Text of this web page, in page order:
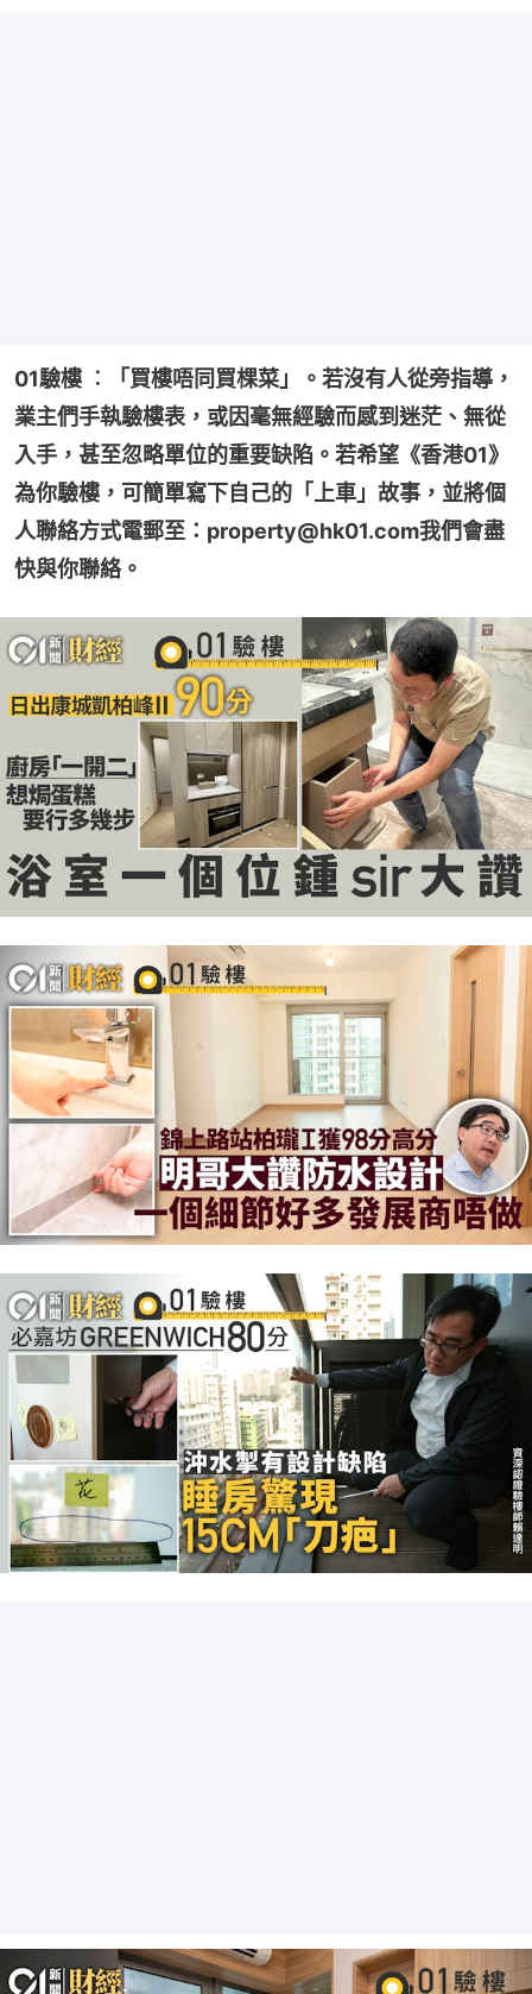
01驗樓 ︰「買樓唔同買棵菜」。若沒有人從旁指導，
業主們手執驗樓表，或因毫無經驗而感到迷茫、無從
入手，甚至忽略單位的重要缺陷。若希望《香港01》
為你驗樓，可簡單寫下自己的「上車」故事，並將個
人聯絡方式電郵至：property@hk01.com我們會盡
快與你聯絡。